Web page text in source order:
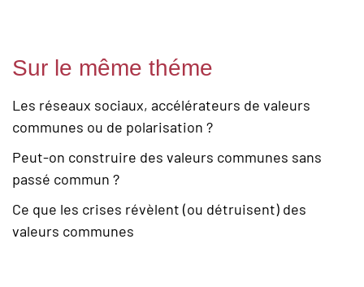
Sur le même théme
Les réseaux sociaux, accélérateurs de valeurs
communes ou de polarisation ?
Peut-on construire des valeurs communes sans
passé commun ?
Ce que les crises révèlent (ou détruisent) des
valeurs communes